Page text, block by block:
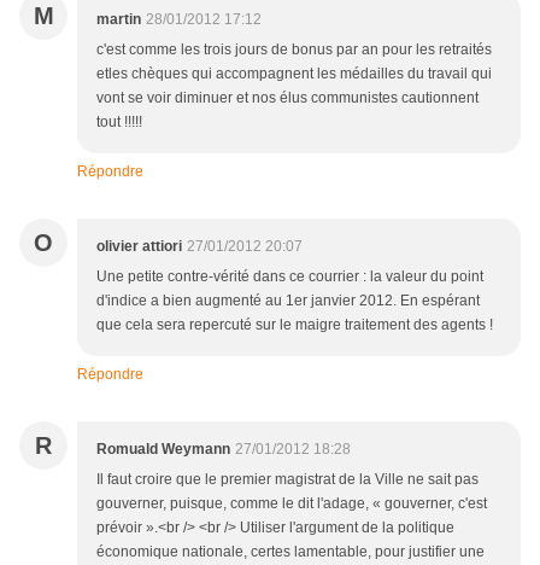
M martin 28/01/2012 17:12
c'est comme les trois jours de bonus par an pour les retraités
etles chèques qui accompagnent les médailles du travail qui
vont se voir diminuer et nos élus communistes cautionnent
tout !!!!!
Répondre
O olivier attiori 27/01/2012 20:07
Une petite contre-vérité dans ce courrier : la valeur du point
d'indice a bien augmenté au 1er janvier 2012. En espérant
que cela sera repercuté sur le maigre traitement des agents !
Répondre
R Romuald Weymann 27/01/2012 18:28
Il faut croire que le premier magistrat de la Ville ne sait pas
gouverner, puisque, comme le dit l'adage, « gouverner, c'est
prévoir ».<br /> <br /> Utiliser l'argument de la politique
économique nationale, certes lamentable, pour justifier une